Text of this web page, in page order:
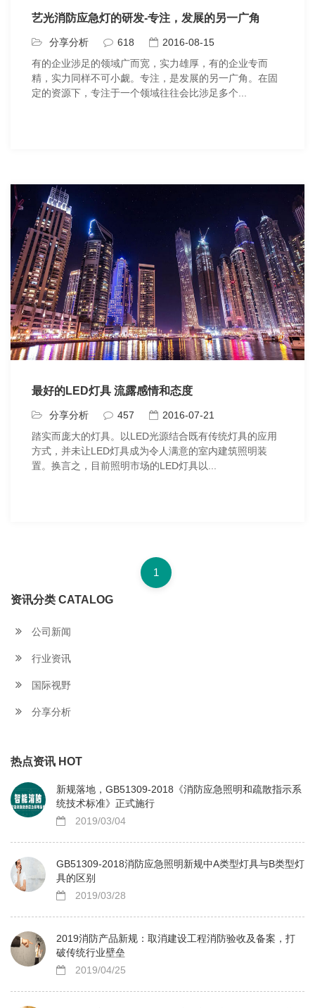
艺光消防应急灯的研发-专注，发展的另一广角
分享分析 618
2016-08-15
有的企业涉足的领域广而宽，实力雄厚，有的企业专而
精，实力同样不可小觑。专注，是发展的另一广角。在固
定的资源下，专注于一个领域往往会比涉足多个...
最好的LED灯具 流露感情和态度
分享分析 457
2016-07-21
踏实而庞大的灯具。以LED光源结合既有传统灯具的应用
方式，并未让LED灯具成为令人满意的室内建筑照明装
置。换言之，目前照明市场的LED灯具以...
1
资讯分类 CATALOG
公司新闻
行业资讯
国际视野
分享分析
热点资讯 HOT
新规落地，GB51309-2018《消防应急照明和疏散指示系
统技术标准》正式施行
2019/03/04
GB51309-2018消防应急照明新规中A类型灯具与B类型灯
具的区别
2019/03/28
2019消防产品新规：取消建设工程消防验收及备案，打
破传统行业壁垒
2019/04/25